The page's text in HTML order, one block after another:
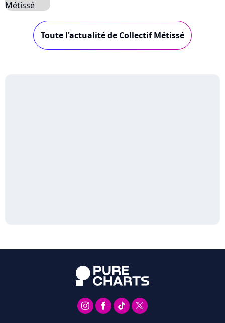
Toute l'actualité de Collectif Métissé